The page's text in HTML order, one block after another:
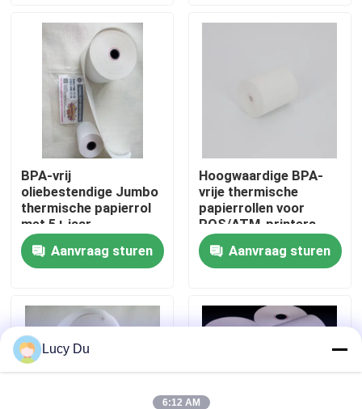
Over ons
Fabriekstocht
Kwaliteitscontrole
Neem contact met ons op
Nieuws
POS Thermisch Document Broodje
Thermisch Etiketdocument Broodje
BPA-vrij
oliebestendige Jumbo
thermische papierrol
met 5+ jaar
beeldlevensduur voor
POS-bewijzen
Aanvraag sturen
Hoogwaardige BPA-
vrije thermische
papierrollen voor
POS/ATM-printers
Aanvraag sturen
Lucy Du
6:12 AM